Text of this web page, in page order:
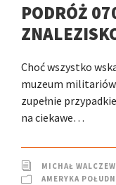
PODRÓŻ
Choć wszystko
muzeum
zupełnie
na ciekawe…
MICHAŁ
AMERYKA